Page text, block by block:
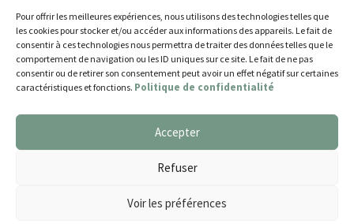
Pour offrir les meilleures expériences, nous utilisons des technologies telles que
les cookies pour stocker et/ou accéder aux informations des appareils. Le fait de
consentir à ces technologies nous permettra de traiter des données telles que le
comportement de navigation ou les ID uniques sur ce site. Le fait de ne pas
consentir ou de retirer son consentement peut avoir un effet négatif sur certaines
caractéristiques et fonctions. Politique de confidentialité
Accepter
Refuser
Voir les préférences
rue de Montry–77700 Chessy
Tél. 01 60 43 52 63
Horaires d’ouverture
Lundi, mardi et jeudi
De 9h à 11h45 et de 14h30 à 17h30
Gestion des cookies
Nous utilisons des cookies pour vous offrir la meilleure
You can find out more about which cookies we are using or